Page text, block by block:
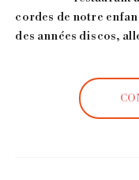
cordes de notre
des années discos,